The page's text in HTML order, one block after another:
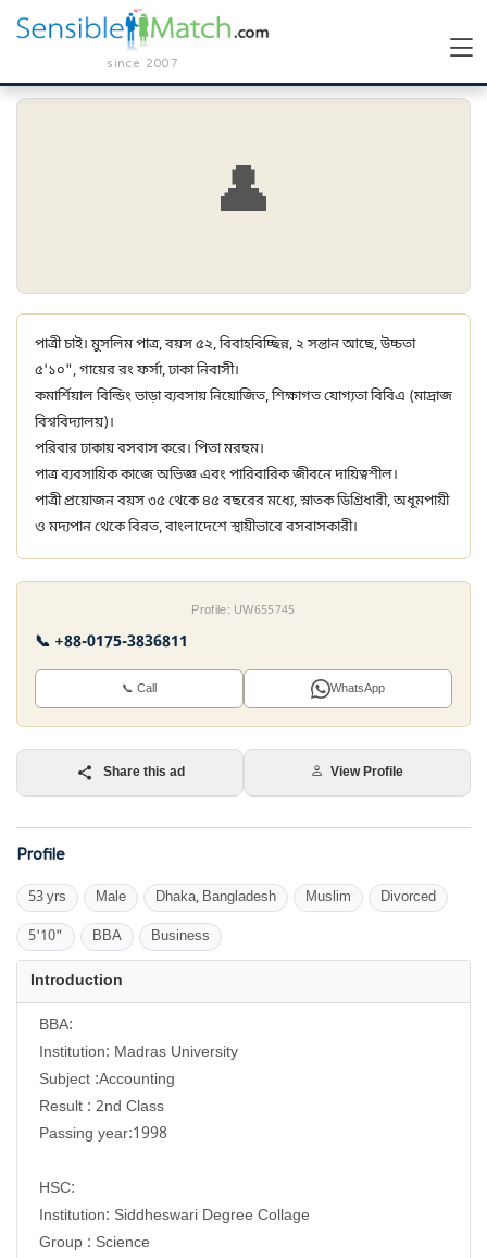
since 2007
👤
পাত্রী চাই। মুসলিম পাত্র, বয়স ৫২, বিবাহবিচ্ছিন্ন, ২ সন্তান আছে, উচ্চতা
৫'১০", গায়ের রং ফর্সা, ঢাকা নিবাসী।
কমার্শিয়াল বিল্ডিং ভাড়া ব্যবসায় নিয়োজিত, শিক্ষাগত যোগ্যতা বিবিএ (মাদ্রাজ
বিশ্ববিদ্যালয়)।
পরিবার ঢাকায় বসবাস করে। পিতা মরহুম।
পাত্র ব্যবসায়িক কাজে অভিজ্ঞ এবং পারিবারিক জীবনে দায়িত্বশীল।
পাত্রী প্রয়োজন বয়স ৩৫ থেকে ৪৫ বছরের মধ্যে, স্নাতক ডিগ্রিধারী, অধূমপায়ী
ও মদ্যপান থেকে বিরত, বাংলাদেশে স্থায়ীভাবে বসবাসকারী।
Profile: UW655745
📞 +88-0175-3836811
📞 Call WhatsApp
Share this ad View Profile
Profile
53 yrs Male Dhaka, Bangladesh Muslim Divorced
5'10" BBA Business
Introduction
BBA:
Institution: Madras University
Subject :Accounting
Result : 2nd Class
Passing year:1998
HSC:
Institution: Siddheswari Degree Collage
Group : Science